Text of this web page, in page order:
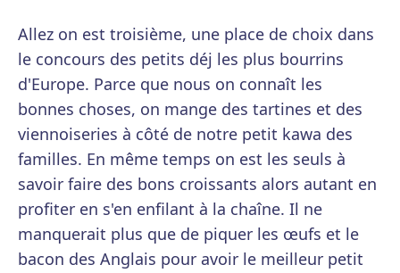
Allez on est troisième, une place de choix dans
le concours des petits déj les plus bourrins
d'Europe. Parce que nous on connaît les
bonnes choses, on mange des tartines et des
viennoiseries à côté de notre petit kawa des
familles. En même temps on est les seuls à
savoir faire des bons croissants alors autant en
profiter en s'en enfilant à la chaîne. Il ne
manquerait plus que de piquer les œufs et le
bacon des Anglais pour avoir le meilleur petit